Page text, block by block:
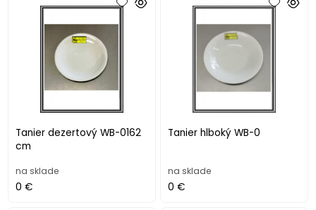
Tanier dezertový WB-0162
cm
na sklade
0 €
Tanier hlboký WB-0
na sklade
0 €